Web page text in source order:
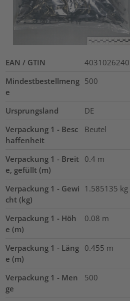
EAN / GTIN
Mindestbestellmeng
e
500
Ursprungsland
DE
Verpackung 1 - Besc
haffenheit
Beutel
Verpackung 1 - Breit
e, gefüllt (m)
0.4 m
Verpackung 1 - Gewi
cht (kg)
1.585135 kg
Verpackung 1 - Höh
e (m)
0.08 m
Verpackung 1 - Läng
e (m)
0.455 m
Verpackung 1 - Men
ge
500